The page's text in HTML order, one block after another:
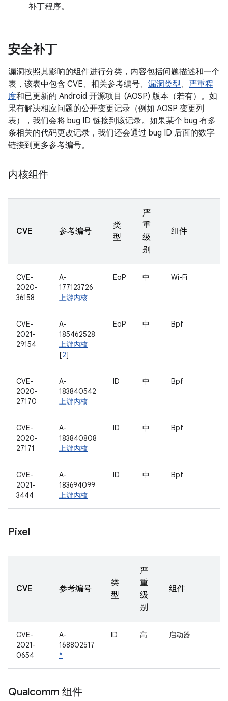
补丁程序。
安全补丁
漏洞按照其影响的组件进行分类，内容包括问题描述和一个
表，该表中包含 CVE、相关参考编号、 漏洞类型、 严重程
度和已更新的 Android 开源项目 (AOSP) 版本（若有）。如
果有解决相应问题的公开变更记录（例如 AOSP 变更列
表），我们会将 bug ID 链接到该记录。如果某个 bug 有多
条相关的代码更改记录，我们还会通过 bug ID 后面的数字
链接到更多参考编号。
内核组件
CVE 参考编号
类
型
严
重
级
别
组件
CVE-
2020-
36158
A-
177123726
上游内核
EoP 中 Wi-Fi
CVE-
2021-
29154
A-
185462528
上游内核
[2]
EoP 中 Bpf
CVE-
2020-
27170
A-
183840542
上游内核
ID 中 Bpf
CVE-
2020-
27171
A-
183840808
上游内核
ID 中 Bpf
CVE-
2021-
3444
A-
183694099
上游内核
ID 中 Bpf
Pixel
CVE 参考编号
类
型
严
重
级
别
组件
CVE-
2021-
0654
A-
168802517
*
ID 高 启动器
Qualcomm 组件